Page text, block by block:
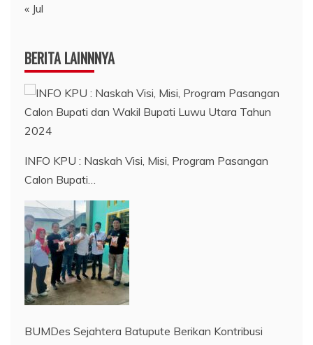
« Jul
BERITA LAINNNYA
INFO KPU : Naskah Visi, Misi, Program Pasangan
Calon Bupati…
BUMDes Sejahtera Batupute Berikan Kontribusi